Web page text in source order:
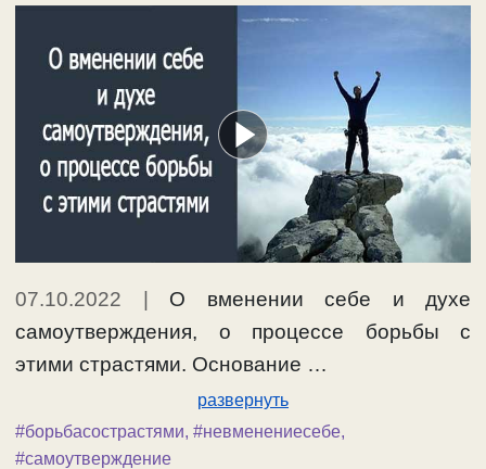
07.10.2022 | О вменении себе и духе
самоутверждения, о процессе борьбы с
этими страстями. Основание …
развернуть
#борьбасострастями, #невменениесебе,
#самоутверждение